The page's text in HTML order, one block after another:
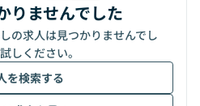
りませんでした
の求人は見つかりませんでし
しください。
を検索する